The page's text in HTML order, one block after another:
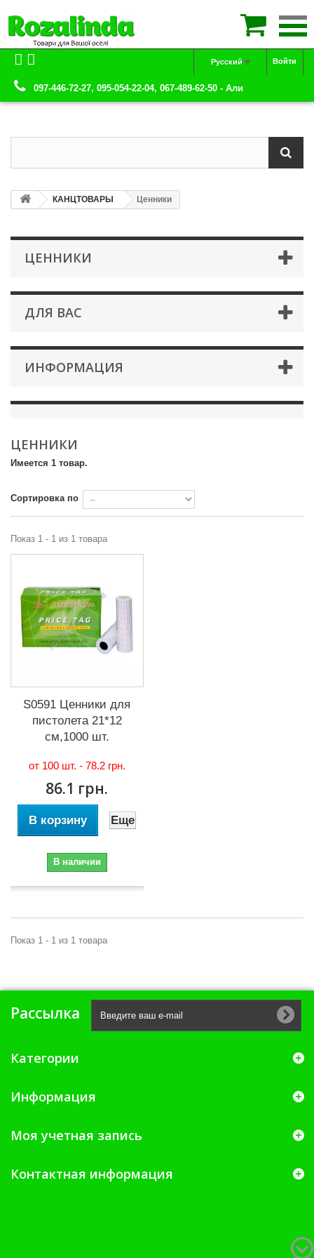
Войти
Русский
097-446-72-27, 095-054-22-04, 067-489-62-50 - Али
КАНЦТОВАРЫ Ценники
ЦЕННИКИ
ДЛЯ ВАС
ИНФОРМАЦИЯ
ЦЕННИКИ
Имеется 1 товар.
Сортировка по
Показ 1 - 1 из 1 товара
S0591 Ценники для
пистолета 21*12
см,1000 шт.
от 100 шт. - 78.2 грн.
86.1 грн.
В корзину Еще
В наличии
Показ 1 - 1 из 1 товара
Рассылка
Категории
Информация
Моя учетная запись
Контактная информация
